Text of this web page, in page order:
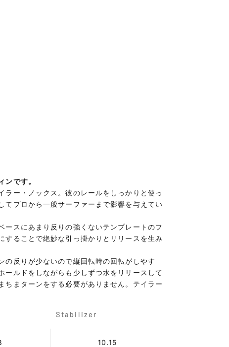
ンです。
ー・ノックス。彼のレールをしっかりと使っ
てプロから一般サーファーまで影響を与えてい
ースにあまり反りの強くないテンプレートのフ
することで絶妙な引っ掛かりとリリースを生み
の反りが少ないので縦回転時の回転がしやす
ールドをしながらも少しずつ水をリリースして
ちまターンをする必要がありません。テイラー
Stabilizer
10.15